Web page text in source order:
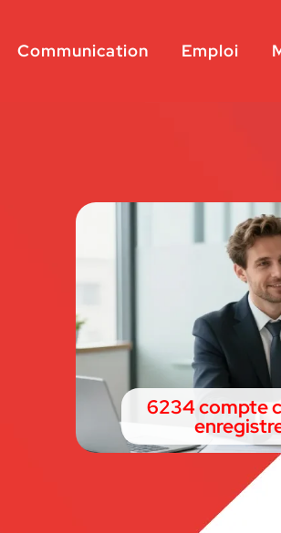
Communication Emploi
6234 compte